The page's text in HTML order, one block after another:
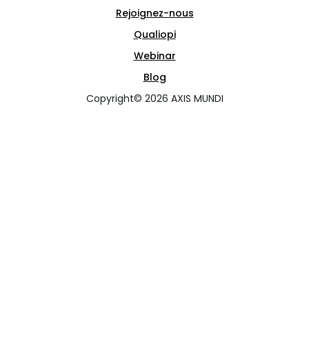
Rejoignez-nous
Qualiopi
Webinar
Blog
Copyright© 2026 AXIS MUNDI